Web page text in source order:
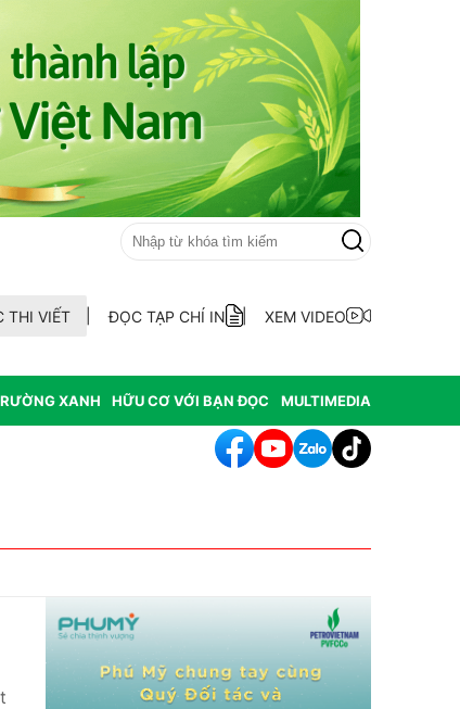
THI VIẾT ĐỌC TẠP CHÍ IN XEM VIDEO
XANH HỮU CƠ VỚI BẠN ĐỌC MULTIMEDIA
9 mẫu xăng dầu kém chất lượng